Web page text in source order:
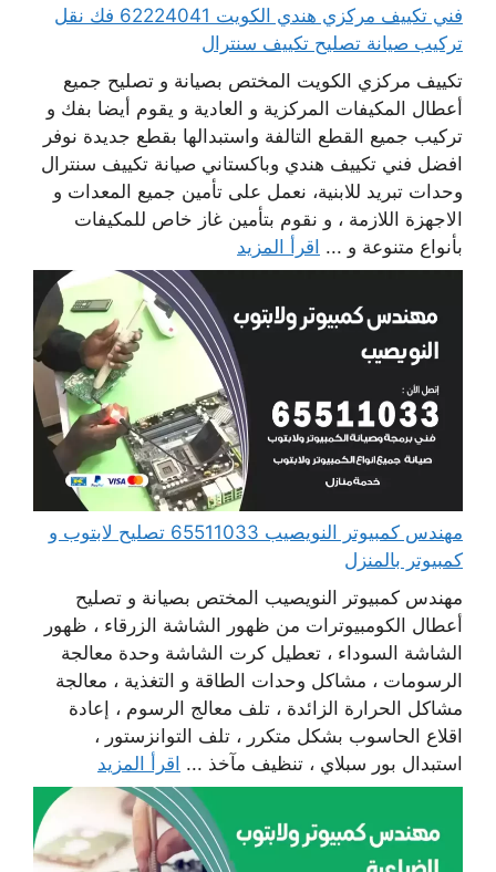
فني تكييف مركزي هندي الكويت 62224041 فك نقل
تركيب صيانة تصليح تكييف سنترال
تكييف مركزي الكويت المختص بصيانة و تصليح جميع
أعطال المكيفات المركزية و العادية و يقوم أيضا بفك و
تركيب جميع القطع التالفة واستبدالها بقطع جديدة نوفر
افضل فني تكييف هندي وباكستاني صيانة تكييف سنترال
وحدات تبريد للابنية، نعمل على تأمين جميع المعدات و
الاجهزة اللازمة ، و نقوم بتأمين غاز خاص للمكيفات
بأنواع متنوعة و ... اقرأ المزيد
مهندس كمبيوتر النويصيب 65511033 تصليح لابتوب و
كمبيوتر بالمنزل
مهندس كمبيوتر النويصيب المختص بصيانة و تصليح
أعطال الكومبيوترات من ظهور الشاشة الزرقاء ، ظهور
الشاشة السوداء ، تعطيل كرت الشاشة وحدة معالجة
الرسومات ، مشاكل وحدات الطاقة و التغذية ، معالجة
مشاكل الحرارة الزائدة ، تلف معالج الرسوم ، إعادة
اقلاع الحاسوب بشكل متكرر ، تلف التوانزستور ،
استبدال بور سبلاي ، تنظيف مآخذ ... اقرأ المزيد